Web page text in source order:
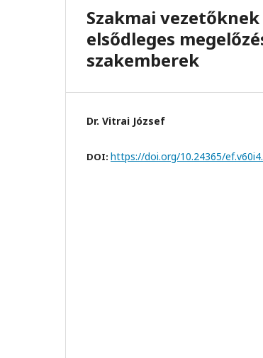
Szakmai
elsődleges
szakemberek
Dr. Vitrai József
DOI: https://doi.org/10.24365/